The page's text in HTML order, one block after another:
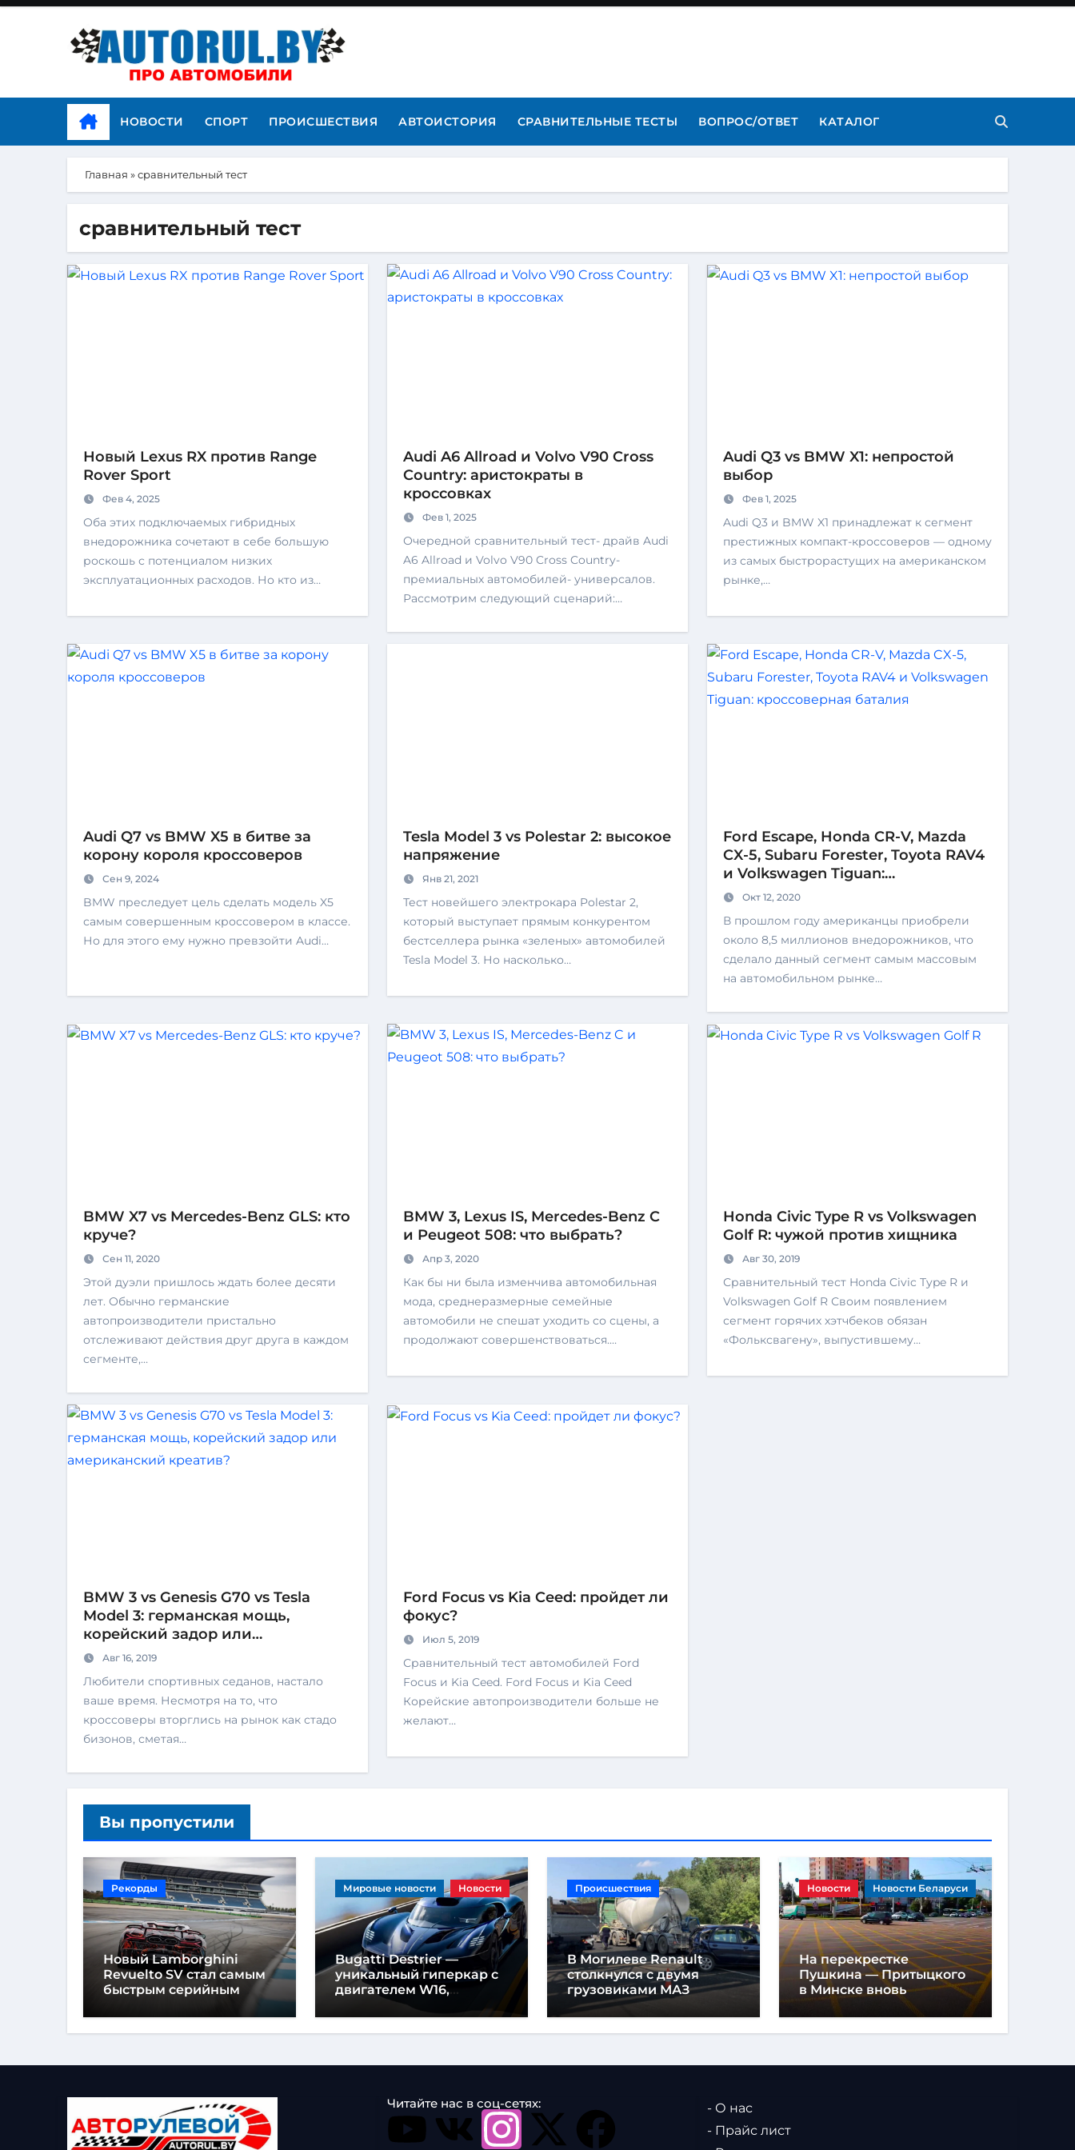
НОВОСТИ СПОРТ ПРОИСШЕСТВИЯ АВТОИСТОРИЯ СРАВНИТЕЛЬНЫЕ ТЕСТЫ ВОПРОС/ОТВЕТ КАТАЛОГ
Главная »сравнительный тест
сравнительный тест
Новый Lexus RX против Range
Rover Sport
Фев 4, 2025
Оба этих подключаемых гибридных
внедорожника сочетают в себе большую
роскошь с потенциалом низких
эксплуатационных расходов. Но кто из…
Audi A6 Allroad и Volvo V90 Cross
Country: аристократы в
кроссовках
Фев 1, 2025
Очередной сравнительный тест- драйв Audi
A6 Allroad и Volvo V90 Cross Country-
премиальных автомобилей- универсалов.
Рассмотрим следующий сценарий:…
Audi Q3 vs BMW X1: непростой
выбор
Фев 1, 2025
Audi Q3 и BMW X1 принадлежат к сегмент
престижных компакт-кроссоверов — одному
из самых быстрорастущих на американском
рынке,…
Audi Q7 vs BMW X5 в битве за
корону короля кроссоверов
Сен 9, 2024
BMW преследует цель сделать модель X5
самым совершенным кроссовером в классе.
Но для этого ему нужно превзойти Audi…
Tesla Model 3 vs Polestar 2: высокое
напряжение
Янв 21, 2021
Тест новейшего электрокара Polestar 2,
который выступает прямым конкурентом
бестселлера рынка «зеленых» автомобилей
Tesla Model 3. Но насколько…
Ford Escape, Honda CR-V, Mazda
CX-5, Subaru Forester, Toyota RAV4
и Volkswagen Tiguan:
кроссоверная баталия
Окт 12, 2020
В прошлом году американцы приобрели
около 8,5 миллионов внедорожников, что
сделало данный сегмент самым массовым
на автомобильном рынке…
BMW X7 vs Mercedes-Benz GLS: кто
круче?
Сен 11, 2020
Этой дуэли пришлось ждать более десяти
лет. Обычно германские
автопроизводители пристально
отслеживают действия друг друга в каждом
сегменте,…
BMW 3, Lexus IS, Mercedes-Benz C
и Peugeot 508: что выбрать?
Апр 3, 2020
Как бы ни была изменчива автомобильная
мода, среднеразмерные семейные
автомобили не спешат уходить со сцены, а
продолжают совершенствоваться.…
Honda Civic Type R vs Volkswagen
Golf R: чужой против хищника
Авг 30, 2019
Сравнительный тест Honda Civic Type R и
Volkswagen Golf R Своим появлением
сегмент горячих хэтчбеков обязан
«Фольксвагену», выпустившему…
BMW 3 vs Genesis G70 vs Tesla
Model 3: германская мощь,
корейский задор или
американский креатив?
Авг 16, 2019
Любители спортивных седанов, настало
ваше время. Несмотря на то, что
кроссоверы вторглись на рынок как стадо
бизонов, сметая…
Ford Focus vs Kia Ceed: пройдет ли
фокус?
Июл 5, 2019
Сравнительный тест автомобилей Ford
Focus и Kia Ceed. Ford Focus и Kia Ceed
Корейские автопроизводители больше не
желают…
Вы пропустили
Рекорды
Новый Lamborghini
Revuelto SV стал самым
быстрым серийным
Хоккенхайме
Мировые новости Новости
Bugatti Destrier —
уникальный гиперкар с
двигателем W16,
мощностью 1600
лошадиных сил и
высотой всего один метр
Происшествия
В Могилеве Renault
столкнулся с двумя
грузовиками МАЗ
Новости Новости Беларуси
На перекрестке
Пушкина — Притыцкого
в Минске вновь
появилась «вафельная»
разметка
Читайте нас в соц-сетях:
- О нас
- Прайс лист